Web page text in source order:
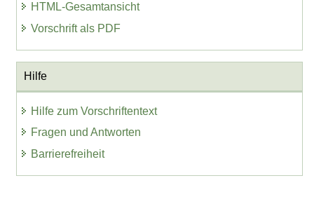
HTML-Gesamtansicht
Vorschrift als PDF
Hilfe
Hilfe zum Vorschriftentext
Fragen und Antworten
Barrierefreiheit